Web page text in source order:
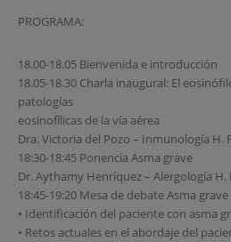
PROGRAMA:
18.00-18.05 Bienvenida e introducción
18.05-18.30 Charla inaugural: El
patologías
eosinofílicas de la vía aérea
Dra. Victoria del Pozo – Inmunología H.
18:30-18:45 Ponencia Asma grave
Dr. Aythamy Henríquez – Alergología H.
18:45-19:20 Mesa de debate Asma grave
• Identificación del paciente con asma
• Retos actuales en el abordaje del